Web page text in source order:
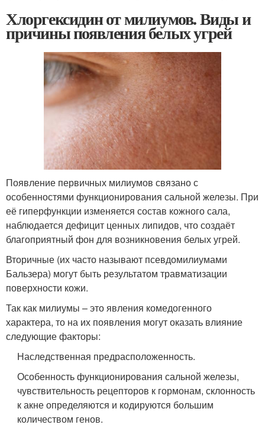
Хлоргексидин от милиумов. Виды и
причины появления белых угрей
Появление первичных милиумов связано с
особенностями функционирования сальной железы. При
её гиперфункции изменяется состав кожного сала,
наблюдается дефицит ценных липидов, что создаёт
благоприятный фон для возникновения белых угрей.
Вторичные (их часто называют псевдомилиумами
Бальзера) могут быть результатом травматизации
поверхности кожи.
Так как милиумы – это явления комедогенного
характера, то на их появления могут оказать влияние
следующие факторы:
Наследственная предрасположенность.
Особенность функционирования сальной железы,
чувствительность рецепторов к гормонам, склонность
к акне определяются и кодируются большим
количеством генов.